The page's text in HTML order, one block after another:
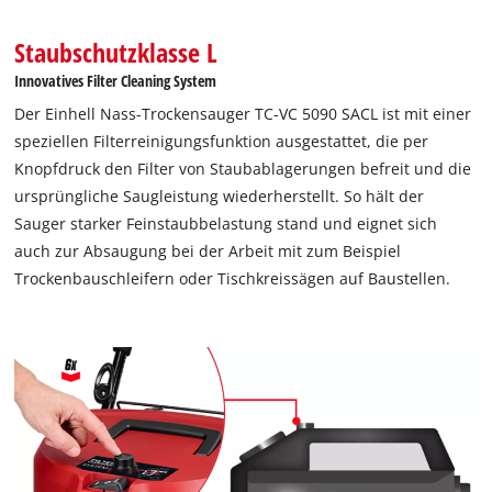
Wasser kinderleicht entleert. Mithilfe der Räder, Rollen und
Trolley-Griff lässt sich der Nass-Trockensauger ohne
Kraftaufwand zum Einsatzort transportieren. Der 3 Meter
lange, robuste Plastiksaugschlauch mit einem 36 mm
Durchmesser und das 6 Meter lange Kabel ergeben einen
Einsatzradius von 9 Metern. Durch die Zubehörhalterung und
die Kabelaufwicklung sind Sauger und Zubehör nicht nur
schnell und sauber verstaut, sondern genauso schnell wieder
einsatzbereit.
Staubschutzklasse L
Innovatives Filter Cleaning System
Der Einhell Nass-Trockensauger TC-VC 5090 SACL ist mit einer
speziellen Filterreinigungsfunktion ausgestattet, die per
Knopfdruck den Filter von Staubablagerungen befreit und die
ursprüngliche Saugleistung wiederherstellt. So hält der
Sauger starker Feinstaubbelastung stand und eignet sich
auch zur Absaugung bei der Arbeit mit zum Beispiel
Trockenbauschleifern oder Tischkreissägen auf Baustellen.